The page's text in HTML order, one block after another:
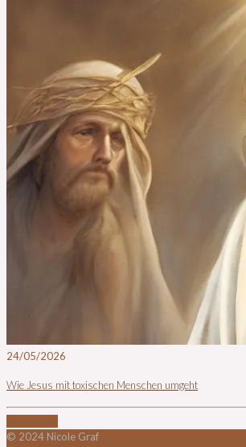
24/05/2026
Wie Jesus mit toxischen Menschen umgeht
© 2024 Nicole Graf